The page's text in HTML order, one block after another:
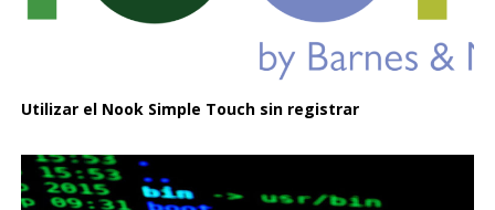
Utilizar el Nook Simple Touch sin registrar